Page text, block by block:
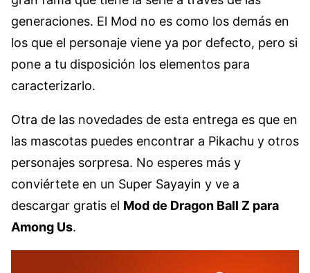
generaciones. El Mod no es como los demás en
los que el personaje viene ya por defecto, pero si
pone a tu disposición los elementos para
caracterizarlo.
Otra de las novedades de esta entrega es que en
las mascotas puedes encontrar a Pikachu y otros
personajes sorpresa. No esperes más y
conviértete en un Super Sayayin y ve a
descargar gratis el Mod de Dragon Ball Z para
Among Us.